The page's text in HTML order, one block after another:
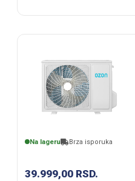
Na lageru Brza isporuka
39.999,00 RSD.